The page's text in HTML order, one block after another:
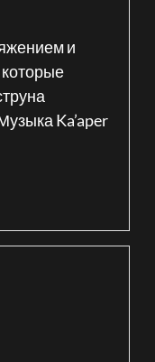
и
Ka’aper